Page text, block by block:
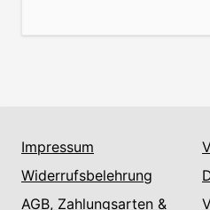
Impressum
Widerrufsbelehrung
AGB, Zahlungsarten &